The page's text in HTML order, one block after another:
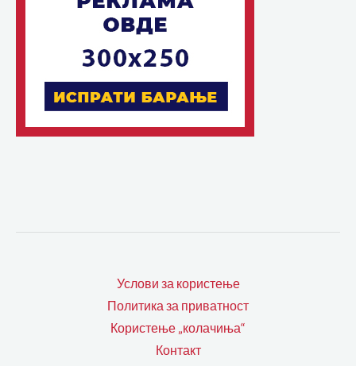
Услови за користење
Политика за приватност
Користење „колачиња“
Контакт